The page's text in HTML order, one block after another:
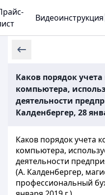
Видеоинструкция
Каков порядок
компьютера,
деятельности
Калденбергер, 28
Каков порядок учета
компьютера,
деятельности
(А. Калденбергер,
профессиональный